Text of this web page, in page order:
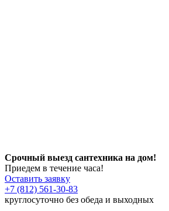
Срочный выезд сантехника на дом!
Приедем в течение часа!
Оставить заявку
+7 (812) 561-30-83
круглосуточно без обеда и выходных